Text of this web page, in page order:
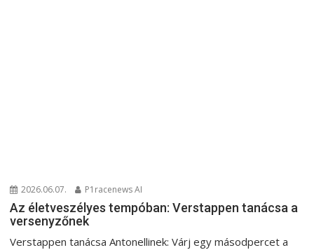
2026.06.07. P1racenews AI
Az életveszélyes tempóban: Verstappen tanácsa a
versenyzőnek
Verstappen tanácsa Antonellinek: Várj egy másodpercet a